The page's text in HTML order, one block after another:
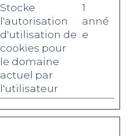
Stocke
l'autorisation
d'utilisation de
cookies pour
le domaine
actuel par
l'utilisateur
1
anné
e